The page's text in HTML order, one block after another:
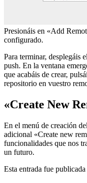
Presionáis en «Add
configurado.
Para terminar, desplegáis
push. En la ventana
que acabáis de crear,
repositorio en vuestro
«Create New
En el menú de creación
adicional «Create new
funcionalidades que nos
un futuro.
Esta entrada fue publicada